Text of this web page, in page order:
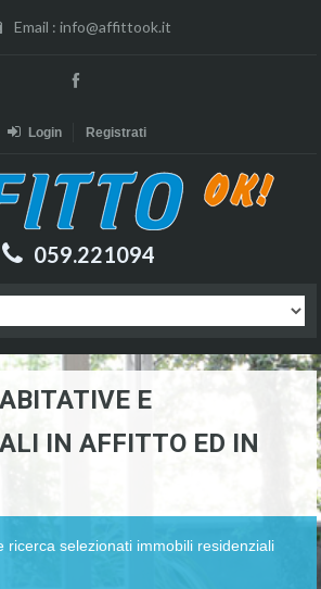
Email : info@affittook.it
Login Registrati
059.221094
E
IN AFFITTO ED IN
ricerca selezionati immobili residenziali